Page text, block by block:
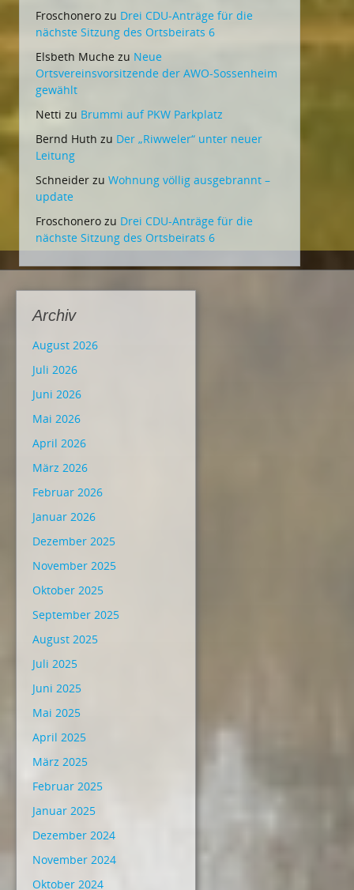
Froschonero zu Drei CDU-Anträge für die
nächste Sitzung des Ortsbeirats 6
Elsbeth Muche zu Neue
Ortsvereinsvorsitzende der AWO-Sossenheim
gewählt
Netti zu Brummi auf PKW Parkplatz
Bernd Huth zu Der „Riwweler“ unter neuer
Leitung
Schneider zu Wohnung völlig ausgebrannt –
update
Froschonero zu Drei CDU-Anträge für die
nächste Sitzung des Ortsbeirats 6
Archiv
August 2026
Juli 2026
Juni 2026
Mai 2026
April 2026
März 2026
Februar 2026
Januar 2026
Dezember 2025
November 2025
Oktober 2025
September 2025
August 2025
Juli 2025
Juni 2025
Mai 2025
April 2025
März 2025
Februar 2025
Januar 2025
Dezember 2024
November 2024
Oktober 2024